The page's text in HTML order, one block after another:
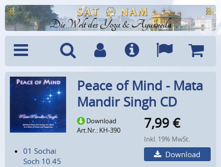
Die Welt des Yoga & Ayurveda
Menü SucheBenutzerkonto
Info Sprachen
01 Sochai
Soch 10.45
Peace of Mind - Mata
Mandir Singh CD
Download
Art.Nr.: KH-390
7,99 €
Inkl. 19% MwSt.
Download